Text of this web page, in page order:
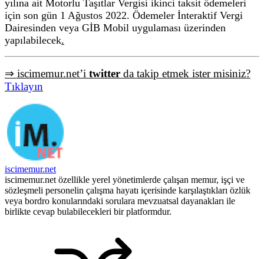
yılına ait Motorlu Taşıtlar Vergisi ikinci taksit ödemeleri
için son gün 1 Ağustos 2022. Ödemeler İnteraktif Vergi
Dairesinden veya GİB Mobil uygulaması üzerinden
yapılabilecek.
⇒ iscimemur.net’i twitter da takip etmek ister misiniz?
Tıklayın
iscimemur.net
iscimemur.net özellikle yerel yönetimlerde çalışan memur, işçi ve
sözleşmeli personelin çalışma hayatı içerisinde karşılaştıkları özlük
veya bordro konularındaki sorulara mevzuatsal dayanakları ile
birlikte cevap bulabilecekleri bir platformdur.